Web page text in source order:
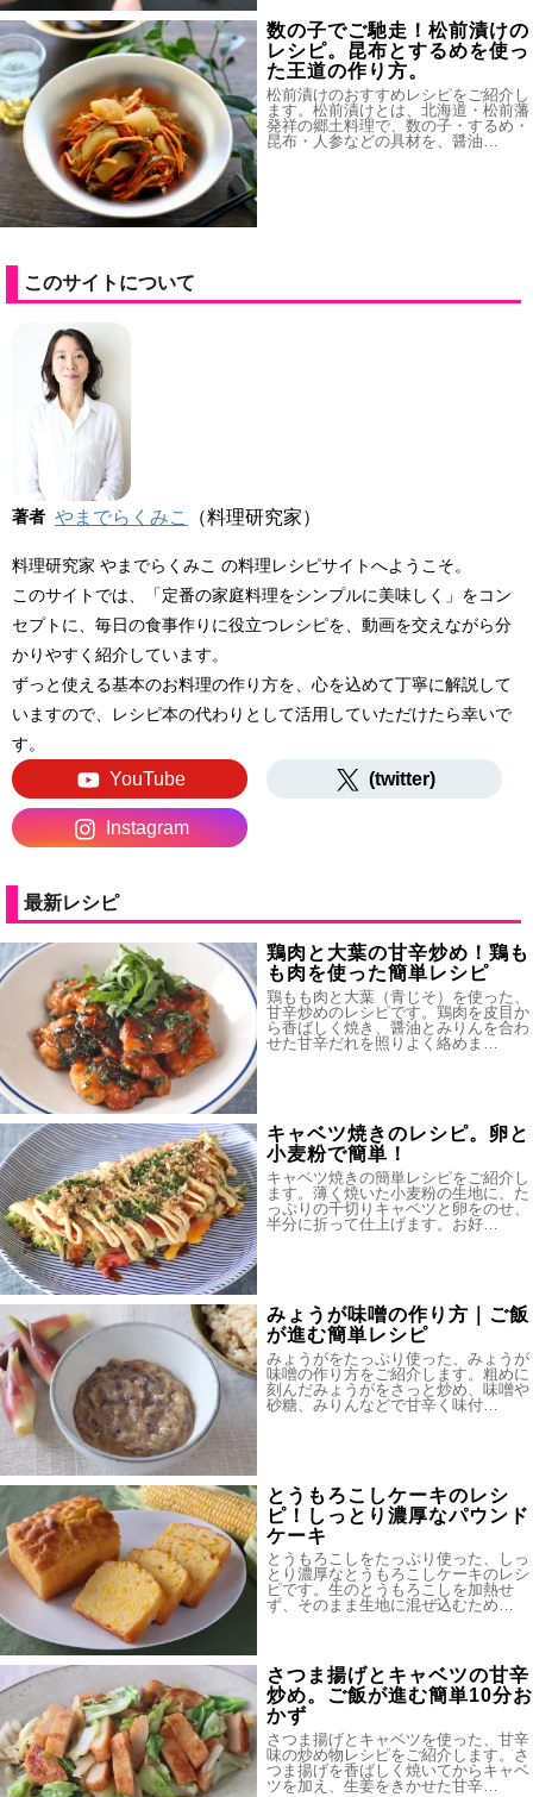
数の子でご馳走！松前漬けの
レシピ。昆布とするめを使っ
た王道の作り方。
松前漬けのおすすめレシピをご紹介し
ます。松前漬けとは、北海道・松前藩
発祥の郷土料理で、数の子・するめ・
昆布・人参などの具材を、醤油…
このサイトについて
著者 やまでらくみこ （料理研究家）
料理研究家 やまでらくみこ の料理レシピサイトへようこそ。
このサイトでは、「定番の家庭料理をシンプルに美味しく」をコン
セプトに、毎日の食事作りに役立つレシピを、動画を交えながら分
かりやすく紹介しています。
ずっと使える基本のお料理の作り方を、心を込めて丁寧に解説して
いますので、レシピ本の代わりとして活用していただけたら幸いで
す。
YouTube (twitter)
Instagram
最新レシピ
鶏肉と大葉の甘辛炒め！鶏も
も肉を使った簡単レシピ
鶏もも肉と大葉（青じそ）を使った、
甘辛炒めのレシピです。鶏肉を皮目か
ら香ばしく焼き、醤油とみりんを合わ
せた甘辛だれを照りよく絡めま…
キャベツ焼きのレシピ。卵と
小麦粉で簡単！
キャベツ焼きの簡単レシピをご紹介し
ます。薄く焼いた小麦粉の生地に、た
っぷりの千切りキャベツと卵をのせ、
半分に折って仕上げます。お好…
みょうが味噌の作り方｜ご飯
が進む簡単レシピ
みょうがをたっぷり使った、みょうが
味噌の作り方をご紹介します。粗めに
刻んだみょうがをさっと炒め、味噌や
砂糖、みりんなどで甘辛く味付…
とうもろこしケーキのレシ
ピ！しっとり濃厚なパウンド
ケーキ
とうもろこしをたっぷり使った、しっ
とり濃厚なとうもろこしケーキのレシ
ピです。生のとうもろこしを加熱せ
ず、そのまま生地に混ぜ込むため…
さつま揚げとキャベツの甘辛
炒め。ご飯が進む簡単10分お
かず
さつま揚げとキャベツを使った、甘辛
味の炒め物レシピをご紹介します。さ
つま揚げを香ばしく焼いてからキャベ
ツを加え、生姜をきかせた甘辛…